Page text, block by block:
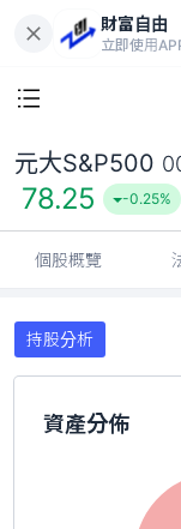
財富自由
立即使用
元大S&P500
78.25 -0.25%
個股概覽
持股分析
資產分佈